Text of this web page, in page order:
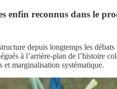
enfin reconnus dans le
depuis longtemps les
à l’arrière-plan de l’histoire
et marginalisation systématique.